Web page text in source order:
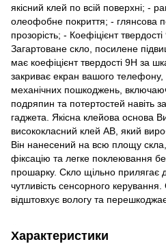
якісний клей по всій поверхні; -
олеофобне покриття; - глянсова
прозорість; - Коефіцієнт
Загартоване скло, посилене
має коефіцієнт твердості 9Н за
закриває екран вашого телефону,
механічних пошкоджень,
подряпин та потертостей навіть
гаджета. Якісна клейова основа
висококласний клей AB, який
Він нанесений на всю площу
фіксацію та легке поклеювання
прошарку. Скло щільно прилягає
чутливість сенсорного
відштовхує вологу та
Характеристики